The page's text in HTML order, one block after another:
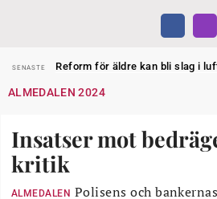
SENASTE
Reform för äldre kan bli slag i
SENASTE
Dom öppnar för rätt till
SENASTE
Liten höjning av
SENASTE
Sven Hagströmer sommarpratar
SENASTE
Reform för äldre kan bli slag i
ALMEDALEN 2024
Insatser mot
kritik
ALMEDALEN Polisens och